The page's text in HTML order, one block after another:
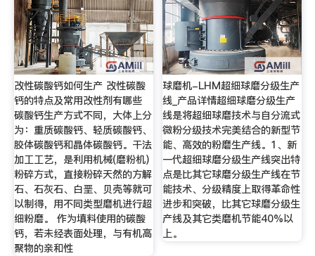
改性碳酸钙如何生产 改性碳酸
钙的特点及常用改性剂有哪些
碳酸钙生产方式不同，大体上分
为：重质碳酸钙、轻质碳酸钙、
胶体碳酸钙和晶体碳酸钙。干法
加工工艺，是利用机械(磨粉机)
粉碎方式，直接粉碎天然的方解
石、石灰石、白垩、贝壳等就可
以制得，用不同类型磨机进行超
细粉磨。 作为填料使用的碳酸
钙，若未经表面处理，与有机高
聚物的亲和性
球磨机-LHM超细球磨分级生产
线_产品详情超细球磨分级生产
线是将超细球磨技术与自分流式
微粉分级技术完美结合的新型节
能、高效的粉磨生产线。1、新
一代超细球磨分级生产线突出特
点是比其它球磨分级生产线在节
能技术、分级精度上取得革命性
进步和突破，比其它球磨分级生
产线及其它类磨机节能40%以
上。